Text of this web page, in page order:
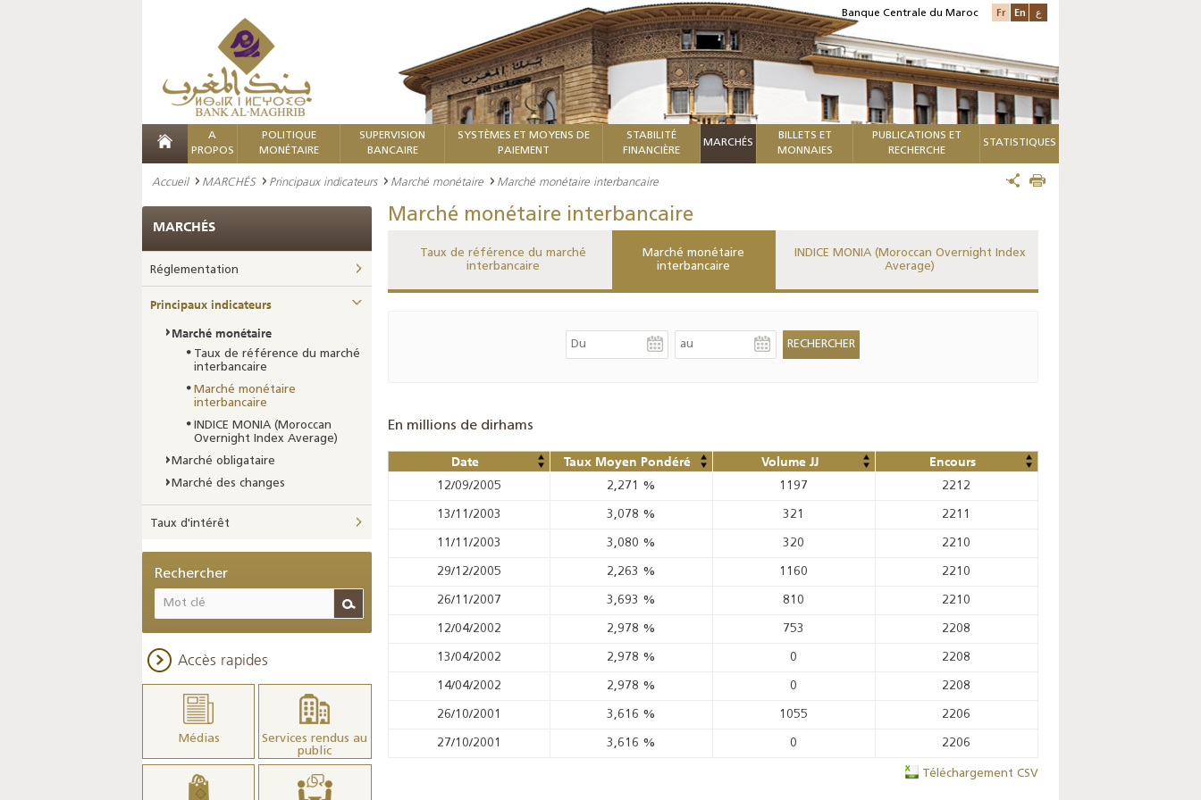
Banque Centrale du Maroc Fr En ع
A
PROPOS
POLITIQUE
MONÉTAIRE
SUPERVISION
BANCAIRE
SYSTÈMES ET MOYENS DE
PAIEMENT
STABILITÉ
FINANCIÈRE
MARCHÉS
BILLETS ET
MONNAIES
PUBLICATIONS ET
RECHERCHE
STATISTIQUES
Accueil MARCHÉS Principaux indicateurs Marché monétaire Marché monétaire interbancaire
Marché monétaire interbancaire
Taux de référence du marché
interbancaire
Marché monétaire
interbancaire
INDICE MONIA (Moroccan Overnight Index
Average)
En millions de dirhams
Date Taux Moyen Pondéré Volume JJ Encours
12/09/2005 2,271 % 1197 2212
13/11/2003 3,078 % 321 2211
11/11/2003 3,080 % 320 2210
29/12/2005 2,263 % 1160 2210
26/11/2007 3,693 % 810 2210
12/04/2002 2,978 % 753 2208
13/04/2002 2,978 % 0 2208
14/04/2002 2,978 % 0 2208
26/10/2001 3,616 % 1055 2206
27/10/2001 3,616 % 0 2206
Téléchargement CSV
MARCHÉS
Réglementation
Principaux indicateurs
Marché monétaire
Taux de référence du marché
interbancaire
Marché monétaire
interbancaire
INDICE MONIA (Moroccan
Overnight Index Average)
Marché obligataire
Marché des changes
Taux d'intérêt
Rechercher
Accès rapides
Médias
Services rendus au
public